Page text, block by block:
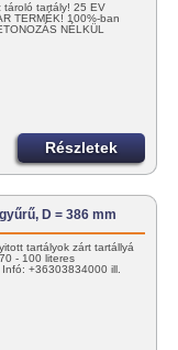
tároló tartály! 25 ÉV
TERMÉK! 100%-ban
NÉLKÜL
Részletek
D = 386 mm
tartályok zárt tartállyá
- 100 literes
+36303834000 ill.